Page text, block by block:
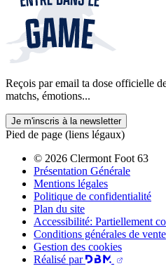
Reçois par email ta dose officielle
matchs, émotions...
Je m'inscris à la newsletter
Pied de page (liens légaux)
© 2026 Clermont Foot 63
Présentation Générale
Mentions légales
Politique de confidentialité
Plan du site
Accessibilité: Partiellement
Conditions générales de vente
Gestion des cookies
Réalisé par